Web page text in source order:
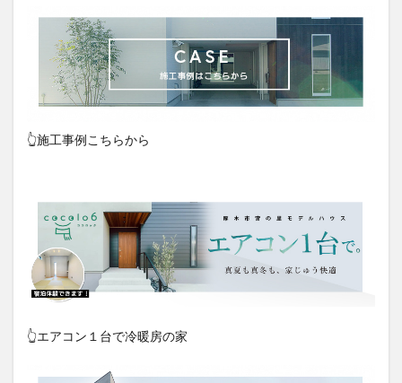
👆施工事例こちらから
👆エアコン１台で冷暖房の家